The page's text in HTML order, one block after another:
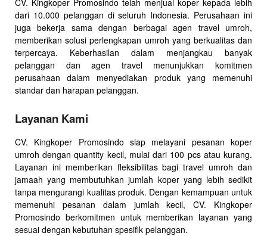
dari 10.000 pelanggan di seluruh Indonesia. Perusahaan ini
juga bekerja sama dengan berbagai agen travel umroh,
memberikan solusi perlengkapan umroh yang berkualitas dan
terpercaya. Keberhasilan dalam menjangkau banyak
pelanggan dan agen travel menunjukkan komitmen
perusahaan dalam menyediakan produk yang memenuhi
standar dan harapan pelanggan.
Layanan Kami
CV. Kingkoper Promosindo siap melayani pesanan koper
umroh dengan quantity kecil, mulai dari 100 pcs atau kurang.
Layanan ini memberikan fleksibilitas bagi travel umroh dan
jamaah yang membutuhkan jumlah koper yang lebih sedikit
tanpa mengurangi kualitas produk. Dengan kemampuan untuk
memenuhi pesanan dalam jumlah kecil, CV. Kingkoper
Promosindo berkomitmen untuk memberikan layanan yang
sesuai dengan kebutuhan spesifik pelanggan.